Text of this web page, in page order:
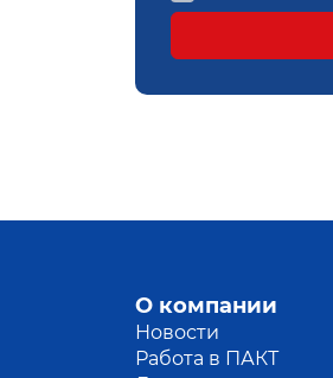
О компании
Новости
Работа в ПАКТ